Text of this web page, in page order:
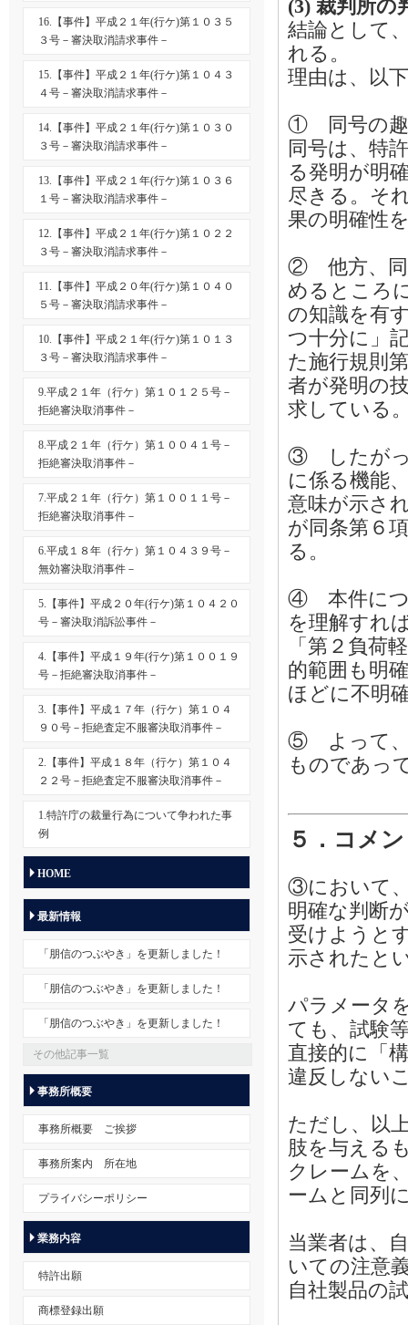
(3) 裁判所の
結論として
れる。
理由は、以
① 同号の
同号は、特
る発明が明
尽きる。そ
果の明確性
② 他方、同
めるところ
の知識を有
つ十分に」
た施行規則
者が発明の
求している
③ したがっ
に係る機能
意味が示さ
が同条第６
る。
④ 本件につ
を理解すれ
「第２負荷
的範囲も明
ほどに不明
⑤ よって、
ものであっ
５．コメ
③において
明確な判断
受けようと
示されたと
パラメータ
ても、試験
直接的に「
違反しない
ただし、以
肢を与える
クレームを
ームと同列
当業者は、
いての注意
自社製品の
16.【事件】平成２１年(行ケ)第１０３５
３号－審決取消請求事件－
15.【事件】平成２１年(行ケ)第１０４３
４号－審決取消請求事件－
14.【事件】平成２１年(行ケ)第１０３０
３号－審決取消請求事件－
13.【事件】平成２１年(行ケ)第１０３６
１号－審決取消請求事件－
12.【事件】平成２１年(行ケ)第１０２２
３号－審決取消請求事件－
11.【事件】平成２０年(行ケ)第１０４０
５号－審決取消請求事件－
10.【事件】平成２１年(行ケ)第１０１３
３号－審決取消請求事件－
9.平成２１年（行ケ）第１０１２５号－
拒絶審決取消事件－
8.平成２１年（行ケ）第１００４１号－
拒絶審決取消事件－
7.平成２１年（行ケ）第１００１１号－
拒絶審決取消事件－
6.平成１８年（行ケ）第１０４３９号－
無効審決取消事件－
5.【事件】平成２０年(行ケ)第１０４２０
号－審決取消訴訟事件－
4.【事件】平成１９年(行ケ)第１００１９
号－拒絶審決取消事件－
3.【事件】平成１７年（行ケ）第１０４
９０号－拒絶査定不服審決取消事件－
2.【事件】平成１８年（行ケ）第１０４
２２号－拒絶査定不服審決取消事件－
1.特許庁の裁量行為について争われた事
例
HOME
最新情報
「朋信のつぶやき」を更新しました！
「朋信のつぶやき」を更新しました！
「朋信のつぶやき」を更新しました！
その他記事一覧
事務所概要
事務所概要 ご挨拶
事務所案内 所在地
プライバシーポリシー
業務内容
特許出願
商標登録出願